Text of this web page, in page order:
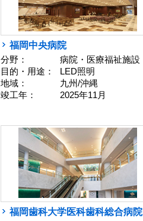
福岡中央病院
分野：
病院・医療福祉施設
目的・用途：
LED照明
地域：
九州/沖縄
竣工年：
2025年11月
福岡歯科大学医科歯科総合病院